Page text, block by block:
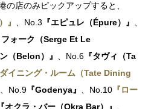
店のみピックアップすると、
』 、No.3 『エピュレ（Épure）』 、
フォーク（Serge Et Le
（Belon） 』 、No.6 『タヴィ（Ta
ダイニング・ルーム（Tate Dining
、No.9 『Godenya』 、No.10 『ロー
『オクラ・バー（Okra Bar）』 、